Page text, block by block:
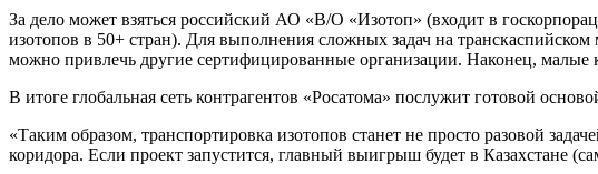
За дело может взяться российский АО «В/О «Изотоп» (входит в
изотопов в 50+ стран). Для выполнения сложных задач на
можно привлечь другие сертифицированные организации. Наконец, малые
В итоге глобальная сеть контрагентов «Росатома» послужит готовой
«Таким образом, транспортировка изотопов станет не просто разовой
коридора. Если проект запустится, главный выигрыш будет в Казахстане